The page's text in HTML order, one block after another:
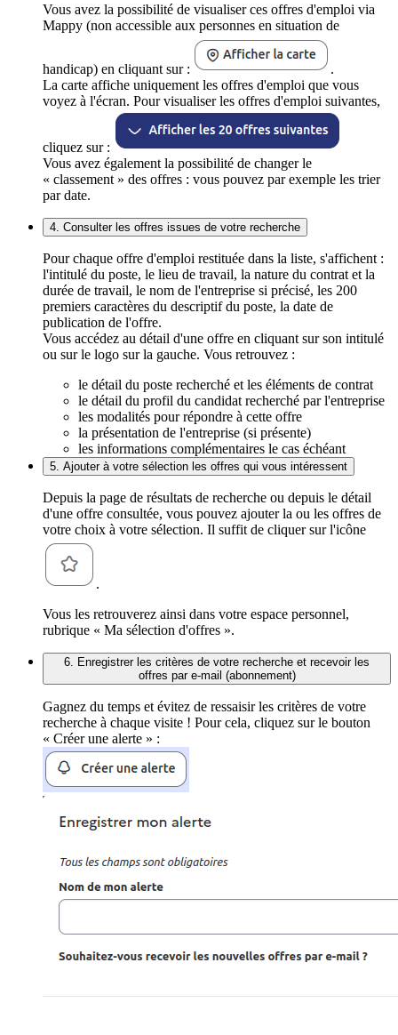
Vous avez la possibilité de visualiser ces offres d'emploi via
Mappy (non accessible aux personnes en situation de
handicap) en cliquant sur :
.
La carte affiche uniquement les offres d'emploi que vous
voyez à l'écran. Pour visualiser les offres d'emploi suivantes,
cliquez sur :
Vous avez également la possibilité de changer le
« classement » des offres : vous pouvez par exemple les trier
par date.
4. Consulter les offres issues de votre recherche
Pour chaque offre d'emploi restituée dans la liste, s'affichent :
l'intitulé du poste, le lieu de travail, la nature du contrat et la
durée de travail, le nom de l'entreprise si précisé, les 200
premiers caractères du descriptif du poste, la date de
publication de l'offre.
Vous accédez au détail d'une offre en cliquant sur son intitulé
ou sur le logo sur la gauche. Vous retrouvez :
le détail du poste recherché et les éléments de contrat
le détail du profil du candidat recherché par l'entreprise
les modalités pour répondre à cette offre
la présentation de l'entreprise (si présente)
les informations complémentaires le cas échéant
5. Ajouter à votre sélection les offres qui vous intéressent
Depuis la page de résultats de recherche ou depuis le détail
d'une offre consultée, vous pouvez ajouter la ou les offres de
votre choix à votre sélection. Il suffit de cliquer sur l'icône
.
Vous les retrouverez ainsi dans votre espace personnel,
rubrique « Ma sélection d'offres ».
6. Enregistrer les critères de votre recherche et recevoir les
offres par e-mail (abonnement)
Gagnez du temps et évitez de ressaisir les critères de votre
recherche à chaque visite ! Pour cela, cliquez sur le bouton
« Créer une alerte » :